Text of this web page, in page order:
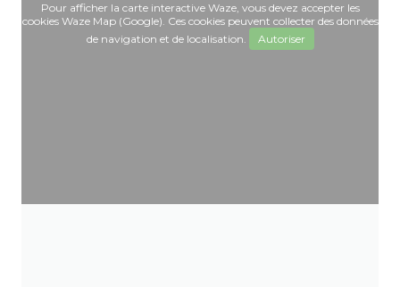
Pour afficher la carte interactive Waze, vous devez accepter les
cookies Waze Map (Google). Ces cookies peuvent collecter des données
de navigation et de localisation.
Autoriser